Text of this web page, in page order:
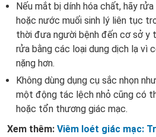
Nếu mắt bị dính hóa chất, hãy
hoặc nước muối sinh lý liên tục
thời đưa người bệnh đến cơ sở y
rửa bằng các loại dung dịch lạ vì
nặng hơn.
Không dùng dụng cụ sắc nhọn
một động tác lệch nhỏ cũng có
hoặc tổn thương giác mạc.
Xem thêm: Viêm loét giác mạc: